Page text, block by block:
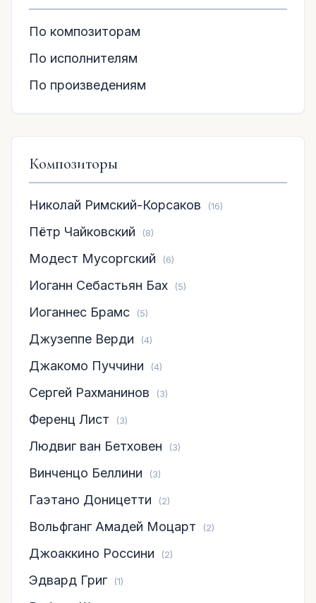
По композиторам
По исполнителям
По произведениям
Композиторы
Николай Римский-Корсаков (16)
Пётр Чайковский (8)
Модест Мусоргский (6)
Иоганн Себастьян Бах (5)
Иоганнес Брамс (5)
Джузеппе Верди (4)
Джакомо Пуччини (4)
Сергей Рахманинов (3)
Ференц Лист (3)
Людвиг ван Бетховен (3)
Винченцо Беллини (3)
Гаэтано Доницетти (2)
Вольфганг Амадей Моцарт (2)
Джоаккино Россини (2)
Эдвард Григ (1)